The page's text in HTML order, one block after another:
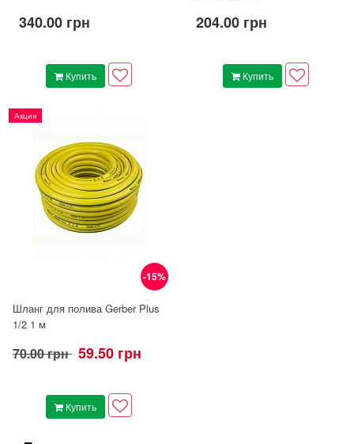
340.00 грн
Купить
204.00 грн
Купить
-15%
Акция
Шланг для полива Gerber Plus
1/2 1 м
70.00 грн 59.50 грн
Купить